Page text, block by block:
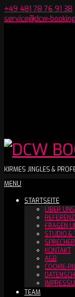
Skip
to
+49 481 78 76 91 38
service@dcw-
DCW
KIRMES JINGLES &
Secondary
Menu
MENU
STARTSEITE
ÜBER UNS
FRAGEN
STUDIO &
KONTAKT
AGB
COOKIE-
TEAM